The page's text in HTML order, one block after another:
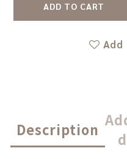
ADD TO CART
Description